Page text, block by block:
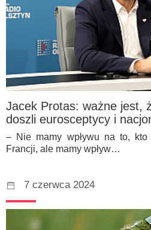
Jacek Protas: ważne jest,
doszli eurosceptycy i
– Nie mamy wpływu na to,
Francji, ale mamy wpływ…
7 czerwca 2024